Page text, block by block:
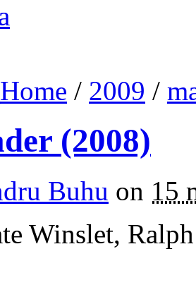
Home / 2009 /
(2008)
Buhu on 15
Winslet,